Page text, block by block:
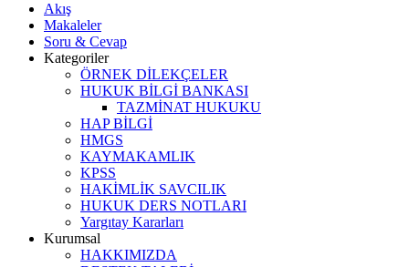
Akış
Makaleler
Soru & Cevap
Kategoriler
ÖRNEK DİLEKÇELER
HUKUK BİLGİ BANKASI
TAZMİNAT HUKUKU
HAP BİLGİ
HMGS
KAYMAKAMLIK
KPSS
HAKİMLİK SAVCILIK
HUKUK DERS NOTLARI
Yargıtay Kararları
Kurumsal
HAKKIMIZDA